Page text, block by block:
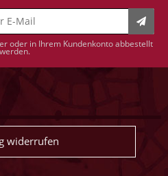
oder in Ihrem Kundenkonto abbestellt
werden.
widerrufen